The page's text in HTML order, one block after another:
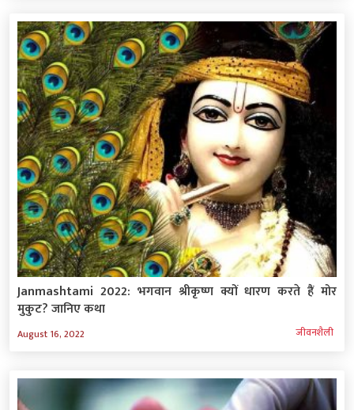
Janmashtami 2022: भगवान श्रीकृष्ण क्यों धारण करते हैं मोर
मुकुट? जानिए कथा
August 16, 2022 जीवनशैली